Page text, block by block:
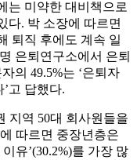
는 미약한 대비책으로
다. 박 소장에 따르면
퇴직 후에도 계속 일
은퇴연구소에서 은퇴
의 49.5%는 ‘은퇴자
’고 답했다.
지역 50대 회사원들을
따르면 중장년층은
유’(30.2%)를 가장 많